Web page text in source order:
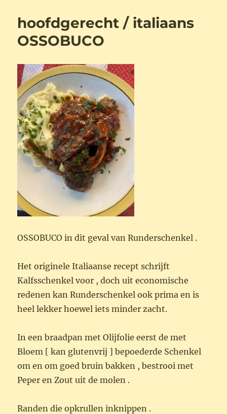
hoofdgerecht / italiaans
OSSOBUCO
OSSOBUCO in dit geval van Runderschenkel .
Het originele Italiaanse recept schrijft
Kalfsschenkel voor , doch uit economische
redenen kan Runderschenkel ook prima en is
heel lekker hoewel iets minder zacht.
In een braadpan met Olijfolie eerst de met
Bloem [ kan glutenvrij ] bepoederde Schenkel
om en om goed bruin bakken , bestrooi met
Peper en Zout uit de molen .
Randen die opkrullen inknippen .